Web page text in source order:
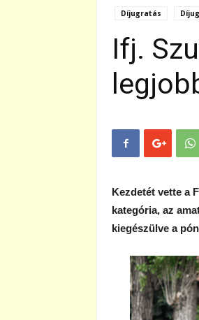
Díjugratás
Ifj.
Kezdetét vette a
kategória, az
kiegészülve a